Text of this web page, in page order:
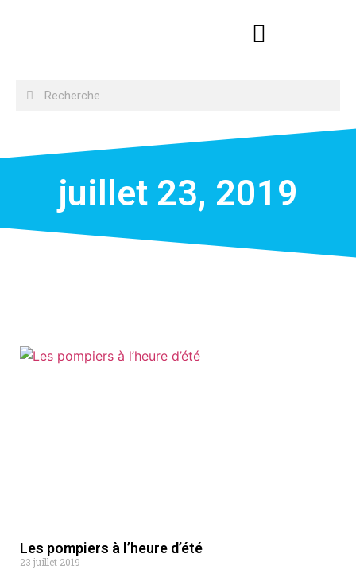
juillet 23, 2019
Les pompiers à l’heure d’été
23 juillet 2019